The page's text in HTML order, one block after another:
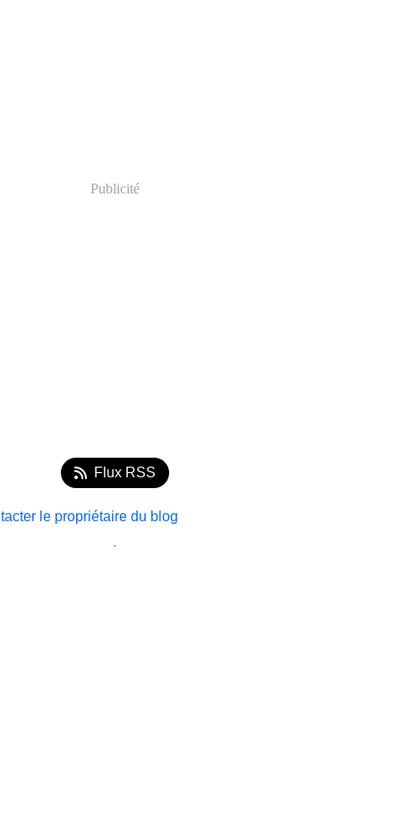
Publicité
Flux RSS
le propriétaire du blog
.